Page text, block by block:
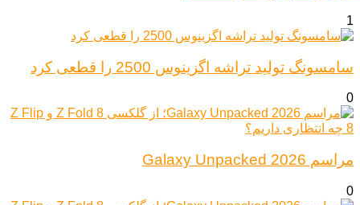
1
سامسونگ تولید تراشه اگزینوس 2500 را قطعی کرد
0
مراسم Galaxy Unpacked 2026
0